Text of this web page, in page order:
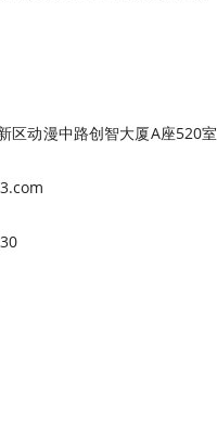
区动漫中路创智大厦A座520室